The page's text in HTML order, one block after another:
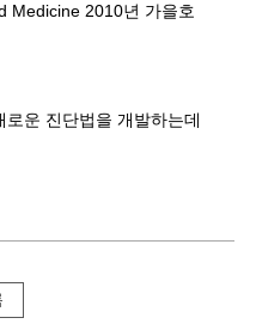
Medicine 2010년 가을호
운 진단법을 개발하는데